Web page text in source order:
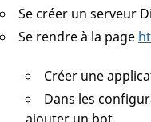
Se créer un serveur
Se rendre à la page
Créer une
Dans les